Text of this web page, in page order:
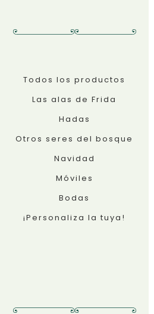
Todos los productos
Las alas de Frida
Hadas
Otros seres del bosque
Navidad
Móviles
Bodas
¡Personaliza la tuya!